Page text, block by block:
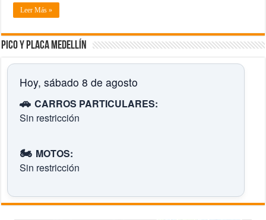
Leer Más »
Pico y placa Medellín
Hoy, sábado 8 de agosto
🚗 CARROS PARTICULARES:
Sin restricción
🏍️ MOTOS:
Sin restricción